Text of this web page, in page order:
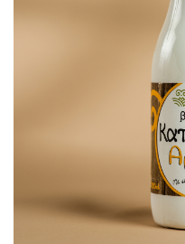
CREME ȘI PASTE TARTINABILE
LACTATE
BACANIE